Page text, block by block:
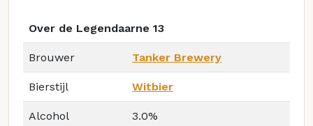
Over de Legendaarne 13
Brouwer Tanker Brewery
Bierstijl Witbier
Alcohol 3.0%